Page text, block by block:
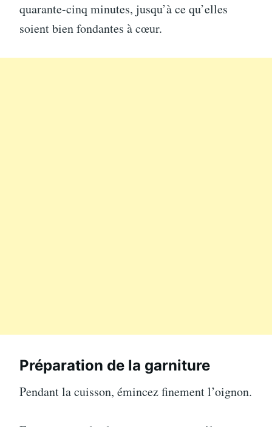
quarante-cinq minutes, jusqu’à ce qu’elles
soient bien fondantes à cœur.
Préparation de la garniture
Pendant la cuisson, émincez finement l’oignon.